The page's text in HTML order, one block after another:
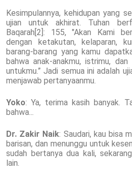
Kesimpulannya, kehidupan yang
ujian untuk akhirat. Tuhan
Baqarah[2]: 155, "Akan Kami
dengan ketakutan, kelaparan,
barang-barang yang kamu
bahwa anak-anakmu, istrimu, dan
untukmu.” Jadi semua ini adalah
menjawab pertanyaanmu.
Yoko: Ya, terima kasih banyak.
bahwa...
Dr. Zakir Naik: Saudari, kau bisa
barisan, dan menunggu untuk
sudah bertanya dua kali,
lain.